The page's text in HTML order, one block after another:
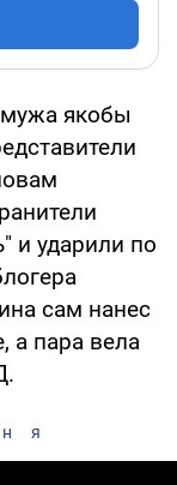
мужа якобы
и ударили по
сам нанес
а пара вела